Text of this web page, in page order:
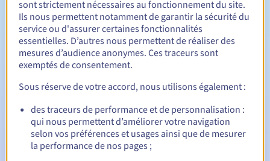
Période de rédemption 30 jours
Notifications automatiques :
Emails d'avertissement :60, 30, 15, 7 et 3 jours avant la
date d'échéance
E-mail le jour de l'expirationpour notification de la
sont strictement nécessaires au fonctionnement du site.
Ils nous permettent notamment de garantir la sécurité du
service ou d'assurer certaines fonctionnalités
essentielles. D’autres nous permettent de réaliser des
mesures d’audience anonymes. Ces traceurs sont
exemptés de consentement.
Sous réserve de votre accord, nous utilisons également :
des traceurs de performance et de personnalisation :
qui nous permettent d’améliorer votre navigation
selon vos préférences et usages ainsi que de mesurer
la performance de nos pages ;